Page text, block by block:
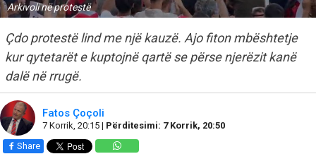
Arkivoli në protestë
Çdo protestë lind me një kauzë. Ajo fiton mbështetje
kur qytetarët e kuptojnë qartë se përse njerëzit kanë
dalë në rrugë.
Fatos Çoçoli
7 Korrik, 20:15 | Përditesimi: 7 Korrik, 20:50
Share